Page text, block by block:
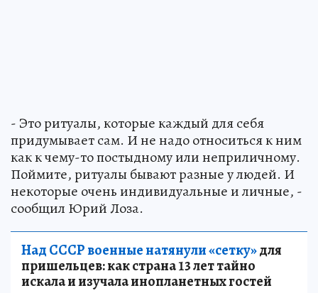
- Это ритуалы, которые каждый для себя
придумывает сам. И не надо относиться к ним
как к чему-то постыдному или неприличному.
Поймите, ритуалы бывают разные у людей. И
некоторые очень индивидуальные и личные, -
сообщил Юрий Лоза.
Над СССР военные натянули «сетку»для
пришельцев: как страна 13 лет тайно
искала и изучала инопланетных гостей